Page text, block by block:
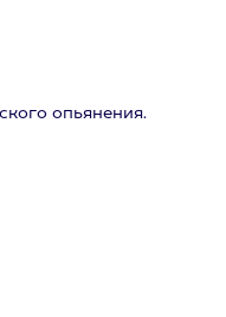
опьянения.